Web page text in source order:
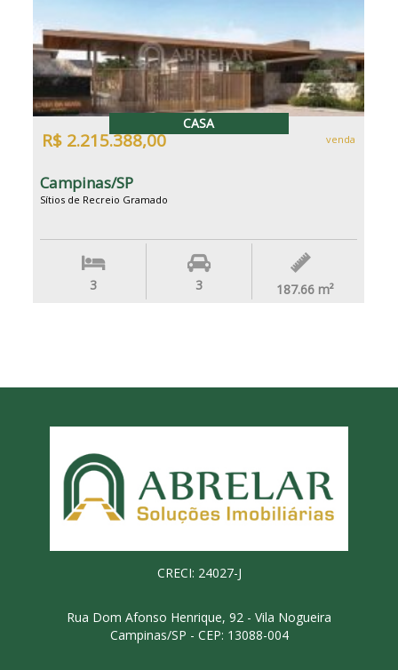
CASA
R$ 2.215.388,00 venda
Campinas/SP
Sítios de Recreio Gramado
3 3 187.66 m²
CRECI: 24027-J
Rua Dom Afonso Henrique, 92 - Vila Nogueira
Campinas/SP - CEP: 13088-004